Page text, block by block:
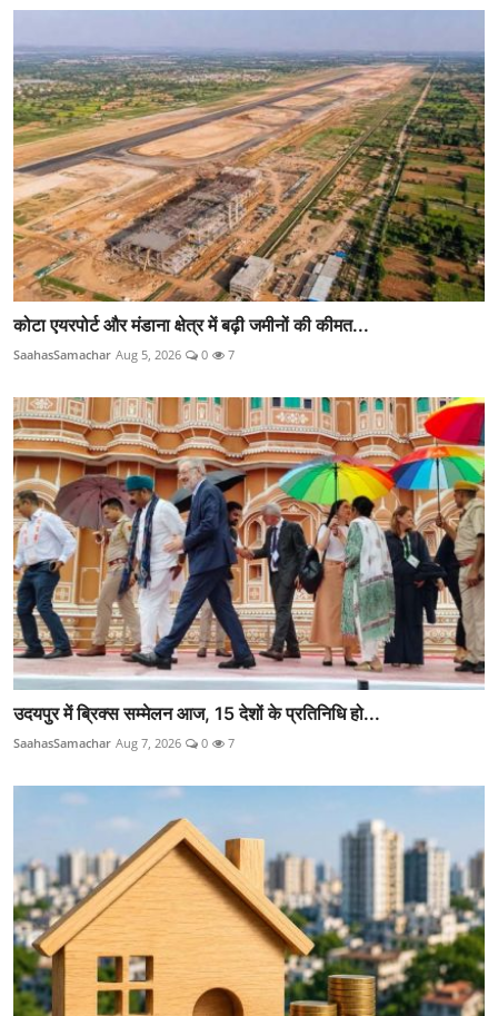
कोटा एयरपोर्ट और मंडाना क्षेत्र में बढ़ी जमीनों की कीमत...
SaahasSamachar Aug 5, 2026 0 7
उदयपुर में ब्रिक्स सम्मेलन आज, 15 देशों के प्रतिनिधि हो...
SaahasSamachar Aug 7, 2026 0 7